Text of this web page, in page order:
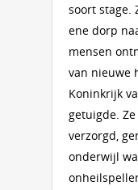
soort stage.
ene dorp
mensen
van nieuwe
Koninkrijk
getuigde.
ver­zorgd,
onderwijl